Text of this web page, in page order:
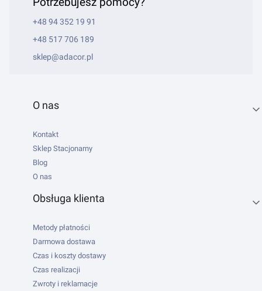
+48 94 352 19 91
+48 517 706 189
sklep@adacor.pl
Linki w stopce
O nas
Kontakt
Sklep Stacjonarny
Blog
O nas
Obsługa klienta
Metody płatności
Darmowa dostawa
Czas i koszty dostawy
Czas realizacji
Zwroty i reklamacje